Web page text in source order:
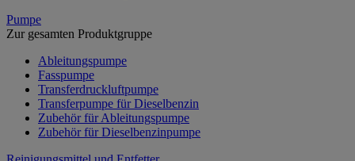
Pumpe
Zur gesamten Produktgruppe
Ableitungspumpe
Fasspumpe
Transferdruckluftpumpe
Transferpumpe für Dieselbenzin
Zubehör für Ableitungspumpe
Zubehör für Dieselbenzinpumpe